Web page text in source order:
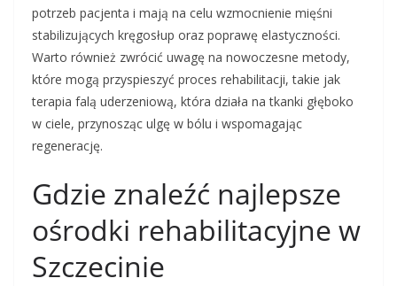
potrzeb pacjenta i mają na celu wzmocnienie mięśni
stabilizujących kręgosłup oraz poprawę elastyczności.
Warto również zwrócić uwagę na nowoczesne metody,
które mogą przyspieszyć proces rehabilitacji, takie jak
terapia falą uderzeniową, która działa na tkanki głęboko
w ciele, przynosząc ulgę w bólu i wspomagając
regenerację.
Gdzie znaleźć najlepsze
ośrodki rehabilitacyjne w
Szczecinie